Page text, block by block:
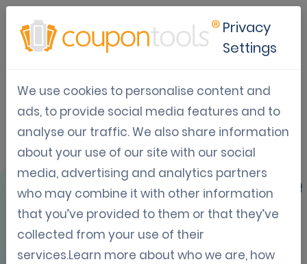
Gebruikscase:
Vouchers voor
voedseldistributie
Privacy
Settings
We use cookies to personalise content and
ads, to provide social media features and to
analyse our traffic. We also share information
about your use of our site with our social
media, advertising and analytics partners
who may combine it with other information
that you’ve provided to them or that they’ve
collected from your use of their
services.Learn more about who we are, how